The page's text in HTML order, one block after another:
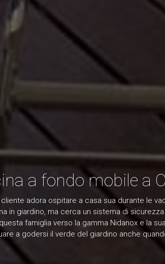
a fondo mobile a
adora ospitare a casa sua durante le
in giardino, ma cerca un sistema di
famiglia verso la gamma Nidanox e la
a godersi il verde del giardino anche